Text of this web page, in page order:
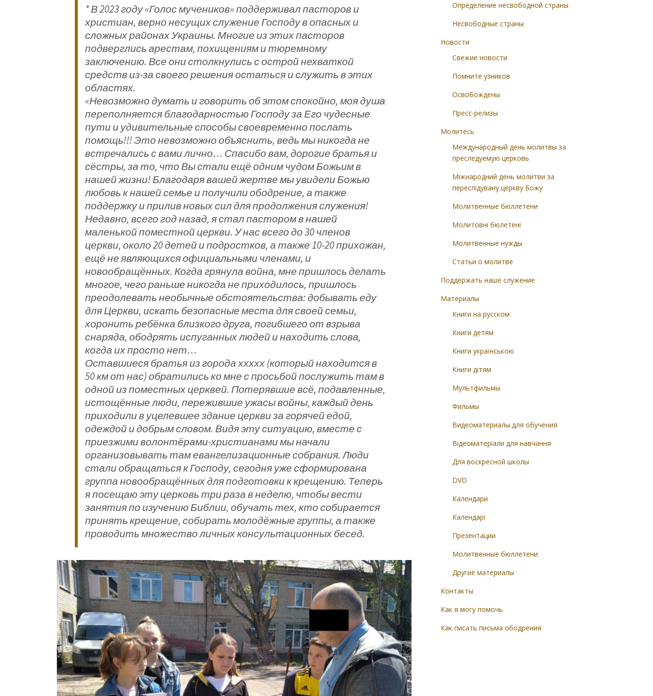
* В 2023 году «Голос мучеников» поддерживал пасторов и
христиан, верно несущих служение Господу в опасных и
сложных районах Украины. Многие из этих пасторов
подверглись арестам, похищениям и тюремному
заключению. Все они столкнулись с острой нехваткой
средств из-за своего решения остаться и служить в этих
областях.
«Невозможно думать и говорить об этом спокойно, моя душа
переполняется благодарностью Господу за Его чудесные
пути и удивительные способы своевременно послать
помощь!!! Это невозможно объяснить, ведь мы никогда не
встречались с вами лично… Спасибо вам, дорогие братья и
сёстры, за то, что Вы стали ещё одним чудом Божьим в
нашей жизни! Благодаря вашей жертве мы увидели Божью
любовь к нашей семье и получили ободрение, а также
поддержку и прилив новых сил для продолжения служения!
Недавно, всего год назад, я стал пастором в нашей
маленькой поместной церкви. У нас всего до 30 членов
церкви, около 20 детей и подростков, а также 10-20 прихожан,
ещё не являющихся официальными членами, и
новообращённых. Когда грянула война, мне пришлось делать
многое, чего раньше никогда не приходилось, пришлось
преодолевать необычные обстоятельства: добывать еду
для Церкви, искать безопасные места для своей семьи,
хоронить ребёнка близкого друга, погибшего от взрыва
снаряда, ободрять испуганных людей и находить слова,
когда их просто нет…
Оставшиеся братья из города ххххх (который находится в
50 км от нас) обратились ко мне с просьбой послужить там в
одной из поместных церквей. Потерявшие всё, подавленные,
истощённые люди, пережившие ужасы войны, каждый день
приходили в уцелевшее здание церкви за горячей едой,
одеждой и добрым словом. Видя эту ситуацию, вместе с
приезжими волонтёрами-христианами мы начали
организовывать там евангелизационные собрания. Люди
стали обращаться к Господу, сегодня уже сформирована
группа новообращённых для подготовки к крещению. Теперь
я посещаю эту церковь три раза в неделю, чтобы вести
занятия по изучению Библии, обучать тех, кто собирается
принять крещение, собирать молодёжные группы, а также
проводить множество личных консультационных бесед.
Определение несвободной страны
Несвободные страны
Новости
Свежие новости
Помните узников
Освобождены
Пресс-релизы
Молитесь
Международный день молитвы за
преследуемую церковь
Міжнародний день молитви за
переслідувану церкву Божу
Молитвенные бюллетени
Молитовні бюлетені
Молитвенные нужды
Статьи о молитве
Поддержать наше служение
Материалы
Книги на русском
Книги детям
Книги українською
Книги дітям
Мультфильмы
Фильмы
Видеоматериалы для обучения
Відеоматеріали для навчання
Для воскресной школы
DVD
Календари
Календарі
Презентации
Молитвенные бюллетени
Другие материалы
Контакты
Как я могу помочь
Как писать письма ободрения